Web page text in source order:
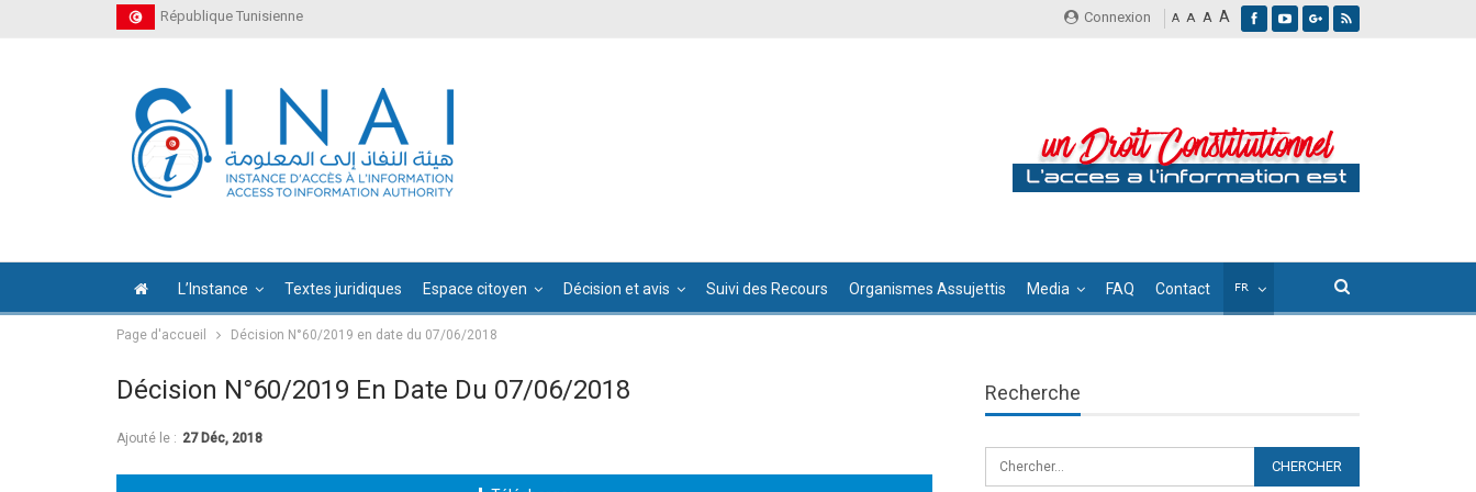
Connexion A A A A
République Tunisienne
L’Instance Textes juridiques Espace citoyen Décision et avis Suivi des Recours Organismes Assujettis Media FAQ Contact
Page d'accueil Décision N°60/2019 en date du 07/06/2018
Décision N°60/2019 En Date Du 07/06/2018
Ajouté le : 27 Déc, 2018
Recherche